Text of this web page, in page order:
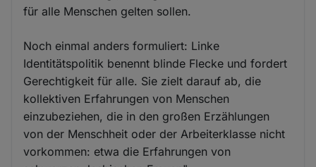
für alle Menschen gelten sollen.
Noch einmal anders formuliert: Linke
Identitätspolitik benennt blinde Flecke und fordert
Gerechtigkeit für alle. Sie zielt darauf ab, die
kollektiven Erfahrungen von Menschen
einzubeziehen, die in den großen Erzählungen
von der Menschheit oder der Arbeiterklasse nicht
vorkommen: etwa die Erfahrungen von